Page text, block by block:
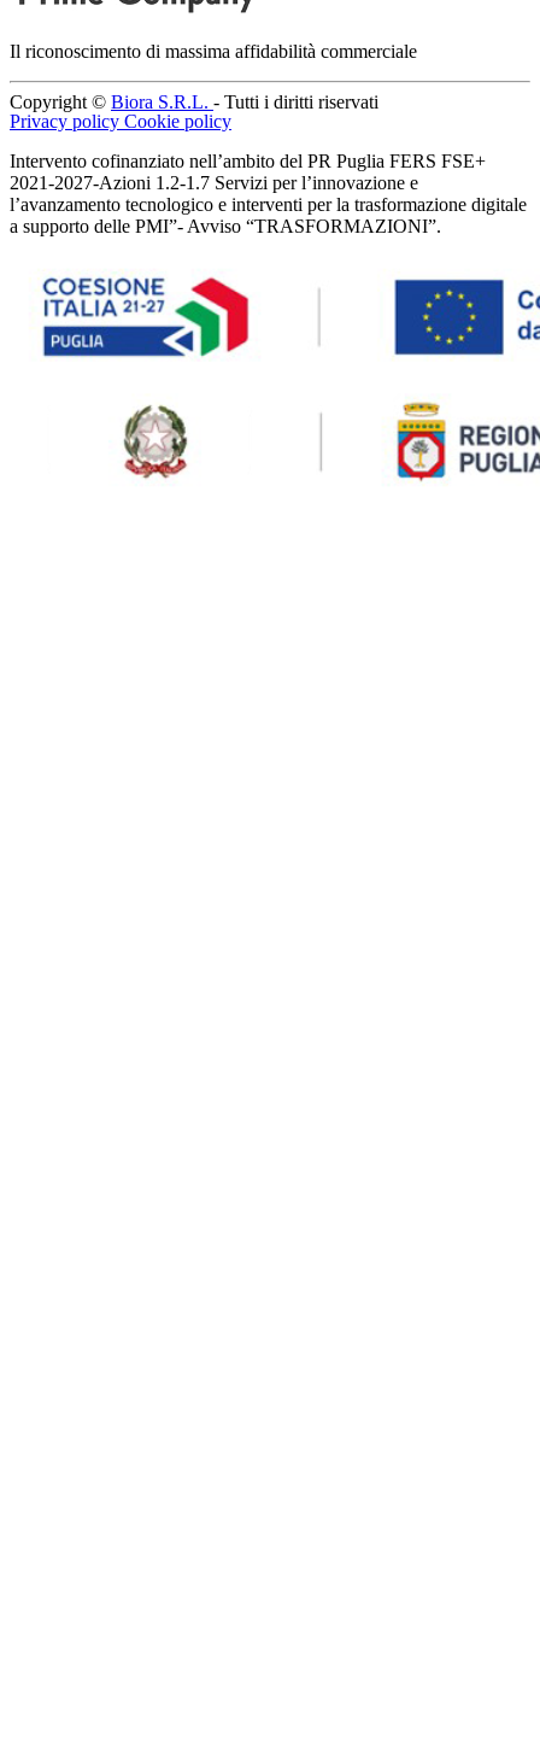
Il riconoscimento di massima affidabilità commerciale
Copyright © Biora S.R.L. - Tutti i diritti riservati
Privacy policy Cookie policy
Intervento cofinanziato nell’ambito del PR Puglia FERS FSE+
2021-2027-Azioni 1.2-1.7 Servizi per l’innovazione e
l’avanzamento tecnologico e interventi per la trasformazione digitale
a supporto delle PMI”- Avviso “TRASFORMAZIONI”.